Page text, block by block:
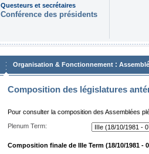
Questeurs et secrétaires
Conférence des présidents
Organisation & Fonctionnement :
Composition des législatures
Pour consulter la composition des Assemblées
Plenum Term:
Composition finale de IIIe Term (18/10/1981 -